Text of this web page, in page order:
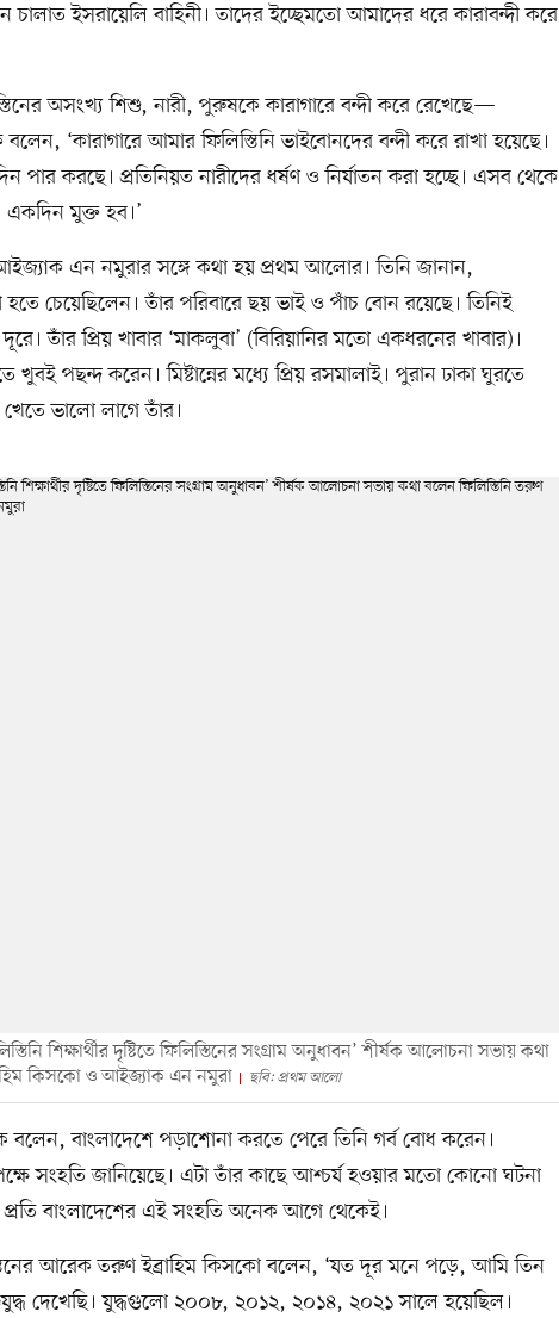
চালাত ইসরায়েলি বাহিনী। তাদের ইচ্ছেমতো আমাদের ধরে কারাবন্দী করে
অসংখ্য শিশু, নারী, পুরুষকে কারাগারে বন্দী করে রেখেছে—
‘কারাগারে আমার ফিলিস্তিনি ভাইবোনদের বন্দী করে রাখা হয়েছে।
পার করছে। প্রতিনিয়ত নারীদের ধর্ষণ ও নির্যাতন করা হচ্ছে। এসব থেকে
একদিন মুক্ত হব।’
এন নমুরার সঙ্গে কথা হয় প্রথম আলোর। তিনি জানান,
হতে চেয়েছিলেন। তাঁর পরিবারে ছয় ভাই ও পাঁচ বোন রয়েছে। তিনিই
তাঁর প্রিয় খাবার ‘মাকলুবা’ (বিরিয়ানির মতো একধরনের খাবার)।
খুবই পছন্দ করেন। মিষ্টান্নের মধ্যে প্রিয় রসমালাই। পুরান ঢাকা ঘুরতে
ভালো লাগে তাঁর।
শিক্ষার্থীর দৃষ্টিতে ফিলিস্তিনের সংগ্রাম অনুধাবন’ শীর্ষক আলোচনা সভায় কথা
কিসকো ও আইজ্যাক এন নমুরা
ছবি: প্রথম আলো
বাংলাদেশে পড়াশোনা করতে পেরে তিনি গর্ব বোধ করেন।
সংহতি জানিয়েছে। এটা তাঁর কাছে আশ্চর্য হওয়ার মতো কোনো ঘটনা
প্রতি বাংলাদেশের এই সংহতি অনেক আগে থেকেই।
আরেক তরুণ ইব্রাহিম কিসকো বলেন, ‘যত দূর মনে পড়ে, আমি তিন
দেখেছি। যুদ্ধগুলো ২০০৮, ২০১২, ২০১৪, ২০২১ সালে হয়েছিল।